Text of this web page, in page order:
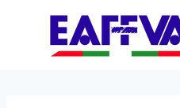
contenido